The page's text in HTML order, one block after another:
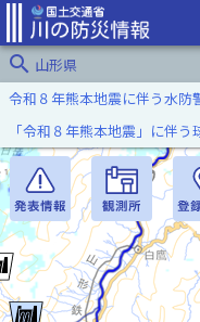
search 山形県